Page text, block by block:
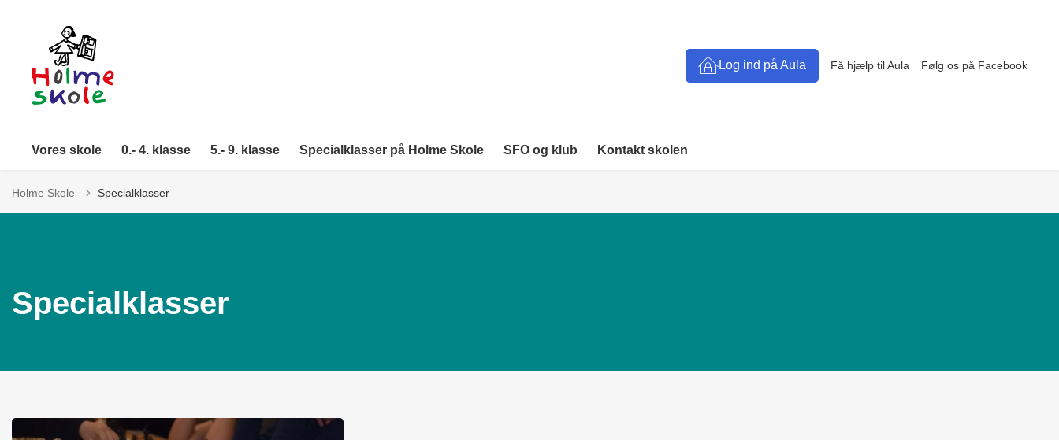
Log ind på Aula Få hjælp til Aula Følg os på Facebook
Vores skole 0.- 4. klasse 5.- 9. klasse Specialklasser på Holme Skole SFO og klub Kontakt skolen
Holme Skole Specialklasser
Specialklasser